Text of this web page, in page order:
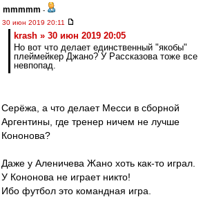
mmmmm -
30 июн 2019 20:11
krash » 30 июн 2019 20:05
Но вот что делает единственный "якобы"
плеймейкер Джано? У Рассказова тоже все
невпопад.
Серёжа, а что делает Месси в сборной
Аргентины, где тренер ничем не лучше
Кононова?
Даже у Аленичева Жано хоть как-то играл.
У Кононова не играет никто!
Ибо футбол это командная игра.